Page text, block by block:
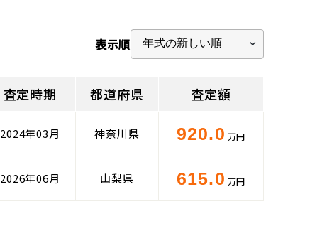
表示順
査定時期 都道府県 査定額
2024年03月 神奈川県 920.0 万円
2026年06月 山梨県 615.0 万円